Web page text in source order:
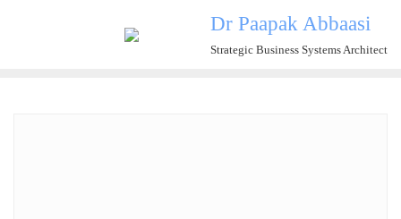
content
Dr Paapak Abbaasi
Strategic Business Systems Architect